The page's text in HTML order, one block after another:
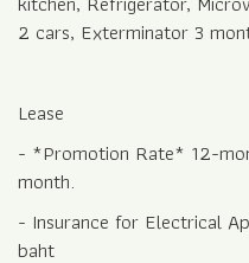
- Public Park, 24-hour
- NIS School, Hospital,
Market
**Non-smoking house**